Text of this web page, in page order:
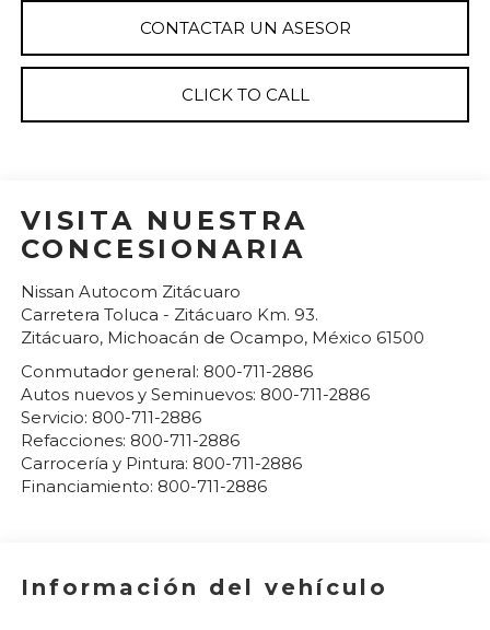
CONTACTAR UN ASESOR
CLICK TO CALL
VISITA NUESTRA
CONCESIONARIA
Nissan Autocom Zitácuaro
Carretera Toluca - Zitácuaro Km. 93.
Zitácuaro, Michoacán de Ocampo, México 61500
Conmutador general: 800-711-2886
Autos nuevos y Seminuevos: 800-711-2886
Servicio: 800-711-2886
Refacciones: 800-711-2886
Carrocería y Pintura: 800-711-2886
Financiamiento: 800-711-2886
Información del vehículo